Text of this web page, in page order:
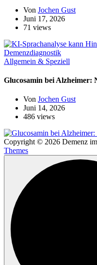
Von Jochen Gust
Juni 17, 2026
71 views
Allgemein & Speziell
Glucosamin bei Alzheimer:
Von Jochen Gust
Juni 14, 2026
486 views
Copyright © 2026 Demenz
Themes